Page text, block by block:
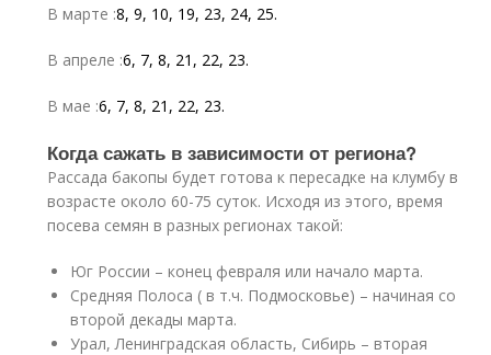
В марте :8, 9, 10, 19, 23, 24, 25.
В апреле :6, 7, 8, 21, 22, 23.
В мае :6, 7, 8, 21, 22, 23.
Когда сажать в зависимости от региона?
Рассада бакопы будет готова к пересадке на клумбу в
возрасте около 60-75 суток. Исходя из этого, время
посева семян в разных регионах такой:
Юг России – конец февраля или начало марта.
Средняя Полоса ( в т.ч. Подмосковье) – начиная со
второй декады марта.
Урал, Ленинградская область, Сибирь – вторая